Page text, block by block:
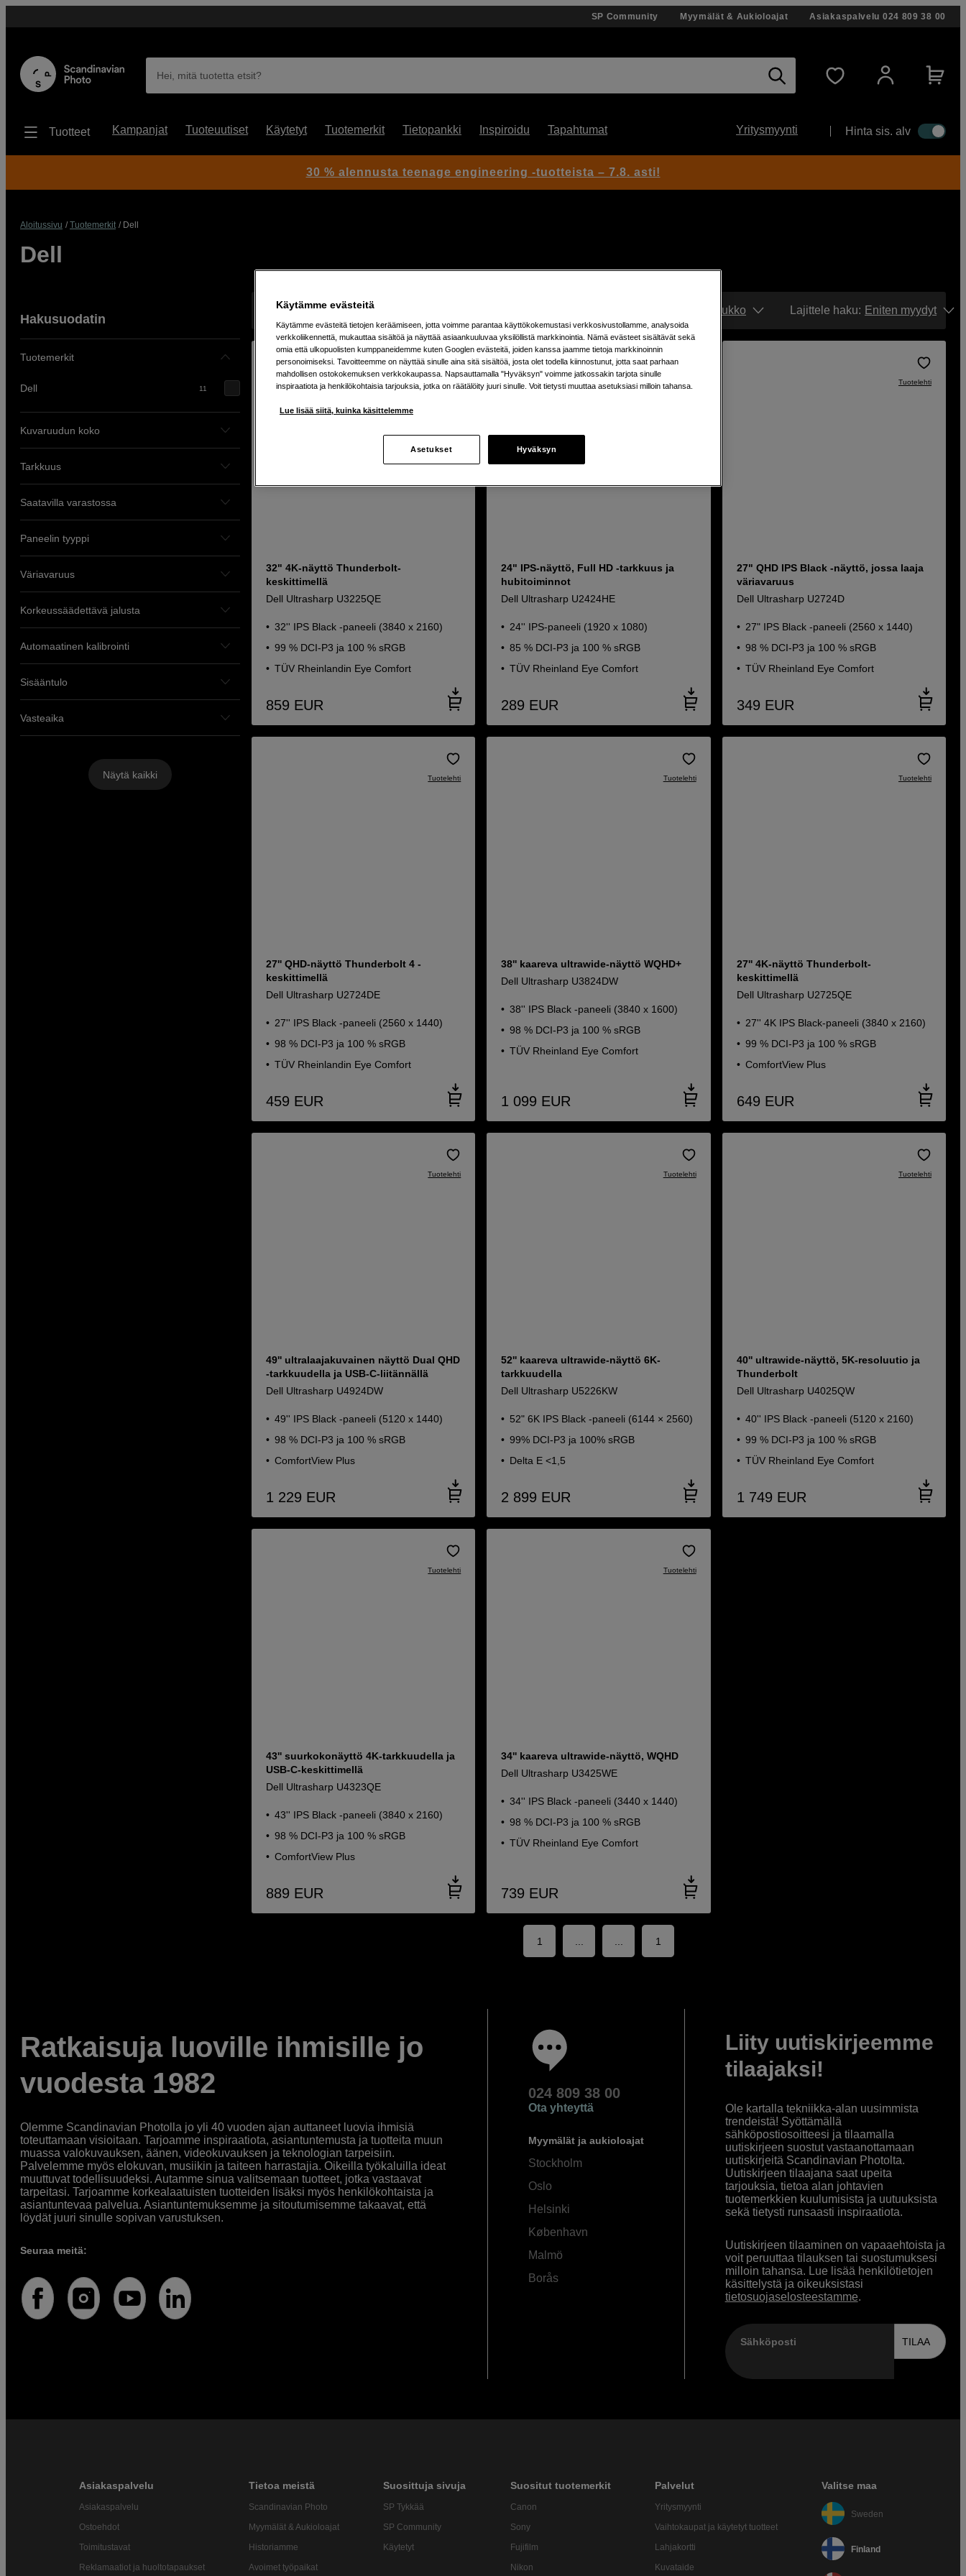
SP Community Myymälät & Aukioloajat Asiakaspalvelu 024 809 38 00
Hei, mitä tuotetta etsit?
Tuotteet Kampanjat Tuoteuutiset Käytetyt Tuotemerkit Tietopankki Inspiroidu Tapahtumat Yritysmyynti Hinta sis. alv
Aloitussivu Tuotemerkit Dell
Dell
Hakusuodatin
Tuotemerkit
Dell 11
Kuvaruudun koko
Tarkkuus
Saatavilla varastossa
Paneelin tyyppi
Väriavaruus
Korkeussäädettävä jalusta
Automaatinen kalibrointi
Sisääntulo
Vasteaika
Näytä kaikki
Näyttää 11 tuotetta Ruudukko Lajittele haku: Eniten myydyt
Tuotelehti
32" 4K-näyttö Thunderbolt-
keskittimellä
Dell Ultrasharp U3225QE
32'' IPS Black -paneeli (3840 x 2160)
99 % DCI-P3 ja 100 % sRGB
TÜV Rheinlandin Eye Comfort
859 EUR
Tuotelehti
24" IPS-näyttö, Full HD -tarkkuus ja
hubitoiminnot
Dell Ultrasharp U2424HE
24'' IPS-paneeli (1920 x 1080)
85 % DCI-P3 ja 100 % sRGB
TÜV Rheinland Eye Comfort
289 EUR
Tuotelehti
27" QHD IPS Black -näyttö, jossa laaja
väriavaruus
Dell Ultrasharp U2724D
27" IPS Black -paneeli (2560 x 1440)
98 % DCI-P3 ja 100 % sRGB
TÜV Rheinland Eye Comfort
349 EUR
Tuotelehti
27'' QHD-näyttö Thunderbolt 4 -
keskittimellä
Dell Ultrasharp U2724DE
27'' IPS Black -paneeli (2560 x 1440)
98 % DCI-P3 ja 100 % sRGB
TÜV Rheinlandin Eye Comfort
459 EUR
Tuotelehti
38'' kaareva ultrawide-näyttö WQHD+
Dell Ultrasharp U3824DW
38'' IPS Black -paneeli (3840 x 1600)
98 % DCI-P3 ja 100 % sRGB
TÜV Rheinland Eye Comfort
1 099 EUR
Tuotelehti
27'' 4K-näyttö Thunderbolt-
keskittimellä
Dell Ultrasharp U2725QE
27'' 4K IPS Black-paneeli (3840 x 2160)
99 % DCI-P3 ja 100 % sRGB
ComfortView Plus
649 EUR
Tuotelehti
49'' ultralaajakuvainen näyttö Dual QHD
-tarkkuudella ja USB-C-liitännällä
Dell Ultrasharp U4924DW
49'' IPS Black -paneeli (5120 x 1440)
98 % DCI-P3 ja 100 % sRGB
ComfortView Plus
1 229 EUR
Tuotelehti
52'' kaareva ultrawide-näyttö 6K-
tarkkuudella
Dell Ultrasharp U5226KW
52" 6K IPS Black -paneeli (6144 × 2560)
99% DCI-P3 ja 100% sRGB
Delta E <1,5
2 899 EUR
Tuotelehti
40'' ultrawide-näyttö, 5K-resoluutio ja
Thunderbolt
Dell Ultrasharp U4025QW
40'' IPS Black -paneeli (5120 x 2160)
99 % DCI-P3 ja 100 % sRGB
TÜV Rheinland Eye Comfort
1 749 EUR
Tuotelehti
43'' suurkokonäyttö 4K-tarkkuudella ja
USB-C-keskittimellä
Dell Ultrasharp U4323QE
43'' IPS Black -paneeli (3840 x 2160)
98 % DCI-P3 ja 100 % sRGB
ComfortView Plus
889 EUR
Tuotelehti
34'' kaareva ultrawide-näyttö, WQHD
Dell Ultrasharp U3425WE
34'' IPS Black -paneeli (3440 x 1440)
98 % DCI-P3 ja 100 % sRGB
TÜV Rheinland Eye Comfort
739 EUR
1 1
Ratkaisuja luoville ihmisille jo
vuodesta 1982
Olemme Scandinavian Photolla jo yli 40 vuoden ajan auttaneet luovia ihmisiä
toteuttamaan visioitaan. Tarjoamme inspiraatiota, asiantuntemusta ja tuotteita muun
muassa valokuvauksen, äänen, videokuvauksen ja teknologian tarpeisiin.
Palvelemme myös elokuvan, musiikin ja taiteen harrastajia. Oikeilla työkaluilla ideat
muuttuvat todellisuudeksi. Autamme sinua valitsemaan tuotteet, jotka vastaavat
tarpeitasi. Tarjoamme korkealaatuisten tuotteiden lisäksi myös henkilökohtaista ja
asiantuntevaa palvelua. Asiantuntemuksemme ja sitoutumisemme takaavat, että
löydät juuri sinulle sopivan varustuksen.
Seuraa meitä:
024 809 38 00
Ota yhteyttä
Myymälät ja aukioloajat
Stockholm
Oslo
Helsinki
København
Malmö
Borås
Liity uutiskirjeemme
tilaajaksi!
Ole kartalla tekniikka-alan uusimmista
trendeistä! Syöttämällä
sähköpostiosoitteesi ja tilaamalla
uutiskirjeen suostut vastaanottamaan
uutiskirjeitä Scandinavian Photolta.
Uutiskirjeen tilaajana saat upeita
tarjouksia, tietoa alan johtavien
tuotemerkkien kuulumisista ja uutuuksista
sekä tietysti runsaasti inspiraatiota.
Uutiskirjeen tilaaminen on vapaaehtoista ja
voit peruuttaa tilauksen tai suostumuksesi
milloin tahansa. Lue lisää henkilötietojen
käsittelystä ja oikeuksistasi
tietosuojaselosteestamme.
Sähköposti TILAA
Asiakaspalvelu
Asiakaspalvelu
Ostoehdot
Toimitustavat
Reklamaatiot ja huoltotapaukset
Tietoa meistä
Scandinavian Photo
Myymälät & Aukioloajat
Historiamme
Avoimet työpaikat
Suosittuja sivuja
SP Tykkää
SP Community
Käytetyt
Suositut tuotemerkit
Canon
Sony
Fujifilm
Nikon
Palvelut
Yritysmyynti
Vaihtokaupat ja käytetyt tuotteet
Lahjakortti
Kuvataide
Valitse maa
Sweden
Finland
30 % alennusta teenage engineering -tuotteista – 7.8. asti!
Käytämme evästeitä
Käytämme evästeitä tietojen keräämiseen, jotta voimme parantaa käyttökokemustasi verkkosivustollamme, analysoida
verkkoliikennettä, mukauttaa sisältöä ja näyttää asiaankuuluvaa yksilöllistä markkinointia. Nämä evästeet sisältävät sekä
omia että ulkopuolisten kumppaneidemme kuten Googlen evästeitä, joiden kanssa jaamme tietoja markkinoinnin
personoimiseksi. Tavoitteemme on näyttää sinulle aina sitä sisältöä, josta olet todella kiinnostunut, jotta saat parhaan
mahdollisen ostokokemuksen verkkokaupassa. Napsauttamalla "Hyväksyn" voimme jatkossakin tarjota sinulle
inspiraatiota ja henkilökohtaisia tarjouksia, jotka on räätälöity juuri sinulle. Voit tietysti muuttaa asetuksiasi milloin tahansa.
Lue lisää siitä, kuinka käsittelemme
Asetukset Hyväksyn